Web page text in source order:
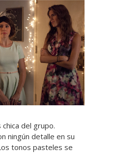
chica del grupo.
ningún detalle en su
tonos pasteles se